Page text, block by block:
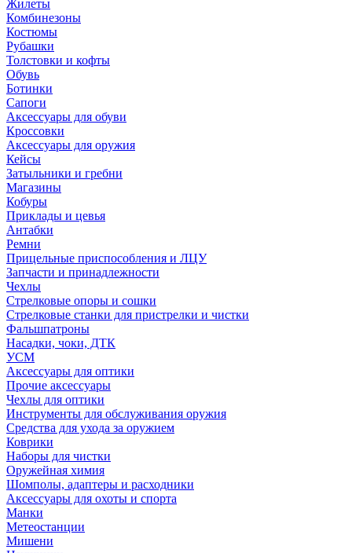
Жилеты
Комбинезоны
Костюмы
Рубашки
Толстовки и кофты
Обувь
Ботинки
Сапоги
Аксессуары для обуви
Кроссовки
Аксессуары для оружия
Кейсы
Затыльники и гребни
Магазины
Кобуры
Приклады и цевья
Антабки
Ремни
Прицельные приспособления и ЛЦУ
Запчасти и принадлежности
Чехлы
Стрелковые опоры и сошки
Стрелковые станки для пристрелки и чистки
Фальшпатроны
Насадки, чоки, ДТК
УСМ
Аксессуары для оптики
Прочие аксессуары
Чехлы для оптики
Инструменты для обслуживания оружия
Средства для ухода за оружием
Коврики
Наборы для чистки
Оружейная химия
Шомполы, адаптеры и расходники
Аксессуары для охоты и спорта
Манки
Метеостанции
Мишени